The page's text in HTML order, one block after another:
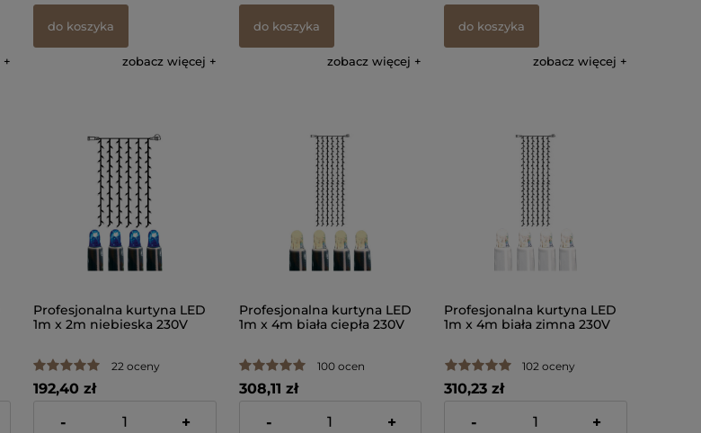
do koszyka
zobacz więcej
do koszyka
zobacz więcej
do koszyka
zobacz więcej
Profesjonalna kurtyna LED
1m x 2m niebieska 230V
22 oceny
192,40 zł
zawiera 23% VAT, bez kosztów
- +
Profesjonalna kurtyna LED
1m x 4m biała ciepła 230V
100 ocen
308,11 zł
zawiera 23% VAT, bez kosztów
- +
Profesjonalna kurtyna LED
1m x 4m biała zimna 230V
102 oceny
310,23 zł
zawiera 23% VAT, bez kosztów
- +